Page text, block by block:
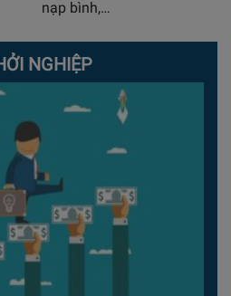
nạp bình,…
NGHIỆP